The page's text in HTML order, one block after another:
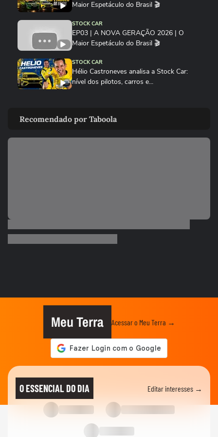
E você, acha que Verstappen jogou a toalha cedo
demais ou ele ainda pode nos surpreender?
Assista ao vídeo com comentário de Charley
Gima.
Maior Espetáculo do Brasil 🎬
STOCK CAR
EP03 | A NOVA GERAÇÃO 2026 | O
Maior Espetáculo do Brasil 🎬
STOCK CAR
Hélio Castroneves analisa a Stock Car:
nível dos pilotos, carros e...
equipe após pódio na Stock...
STOCK CAR
Dupla de sósias faz sucesso...
Alfredinho Ibiapina comemora pódio na
corrida sprint da Stock Car...
Leo Reis comemora 1ª vitória na Stock
Car e fala sobre disputa com...
Virou passageiro: Daniel Serra bate forte
em treino...
Recomendado por Taboola
Meu Terra Acessar o Meu Terra →
O ESSENCIAL DO DIA Editar interesses →